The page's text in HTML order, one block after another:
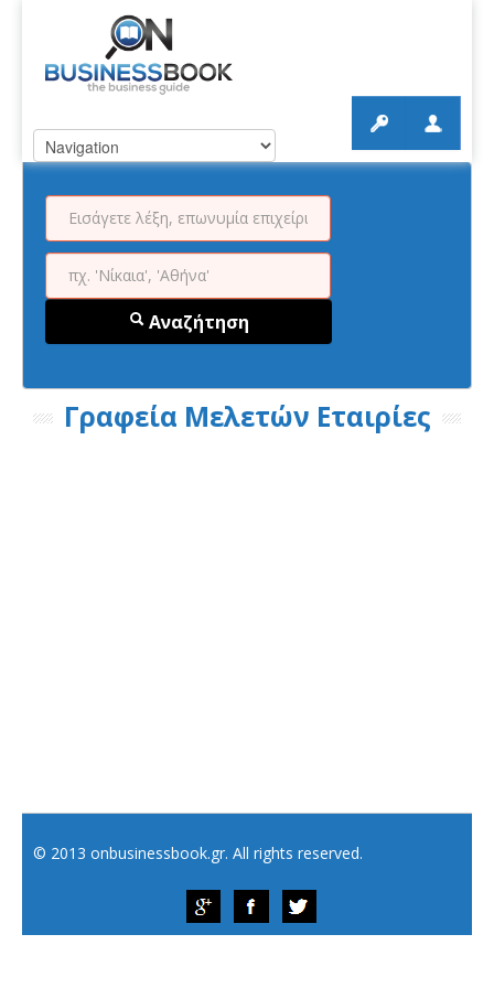
Αναζήτηση
Γραφεία Μελετών Εταιρίες
© 2013 onbusinessbook.gr. All rights reserved.